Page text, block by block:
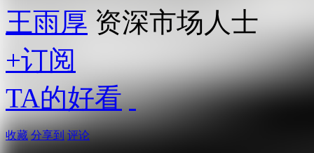
王雨厚 资深市场人士
+订阅
TA的好看
收藏 分享到 评论